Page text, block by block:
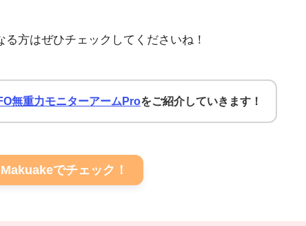
方はぜひチェックしてくださいね！
無重力モニターアームProをご紹介していきます！
Makuakeでチェック！